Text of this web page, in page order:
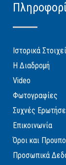
Ιστορικά
Η Διαδρομή
Video
Φωτογραφίες
Συχνές
Επικοινωνία
Όροι και
Προσωπικά